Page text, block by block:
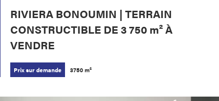
RIVIERA BONOUMIN | TERRAIN
CONSTRUCTIBLE DE 3 750 m² À
VENDRE
Prix sur demande 3750 m²